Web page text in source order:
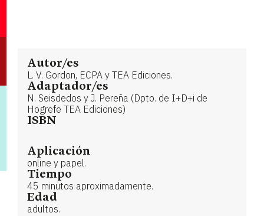
Autor/es
L. V. Gordon, ECPA y TEA Ediciones.
Adaptador/es
N. Seisdedos y J. Pereña (Dpto. de I+D+i de
Hogrefe TEA Ediciones)
ISBN
Aplicación
online y papel.
Tiempo
45 minutos aproximadamente.
Edad
adultos.